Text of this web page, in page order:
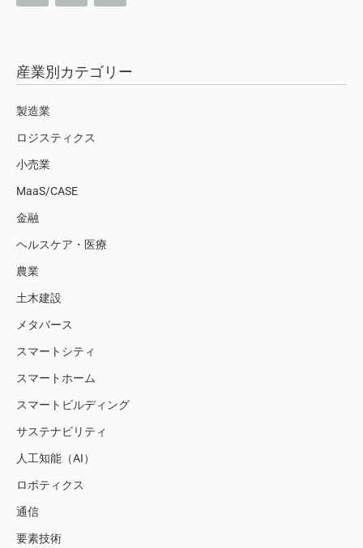
産業別カテゴリー
製造業
ロジスティクス
小売業
MaaS/CASE
金融
ヘルスケア・医療
農業
土木建設
メタバース
スマートシティ
スマートホーム
スマートビルディング
サステナビリティ
人工知能（AI）
ロボティクス
通信
要素技術